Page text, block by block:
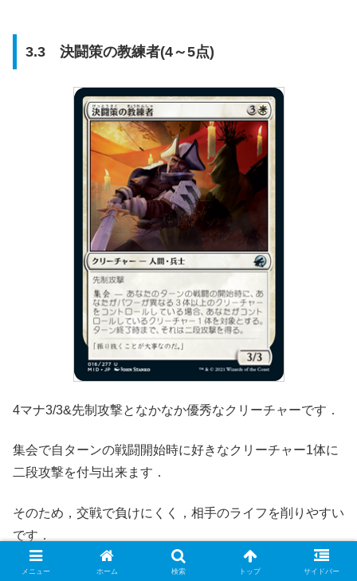
3.3 決闘策の教練者(4～5点)
4マナ3/3&先制攻撃となかなか優秀なクリーチャーです．
集会で自ターンの戦闘開始時に好きなクリーチャー1体に
二段攻撃を付与出来ます．
そのため，交戦で負けにくく，相手のライフを削りやすい
です．
メニュー ホーム 検索 トップ サイドバー